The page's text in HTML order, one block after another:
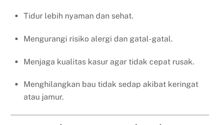
Tidur lebih nyaman dan sehat.
Mengurangi risiko alergi dan gatal-gatal.
Menjaga kualitas kasur agar tidak cepat rusak.
Menghilangkan bau tidak sedap akibat keringat
atau jamur.